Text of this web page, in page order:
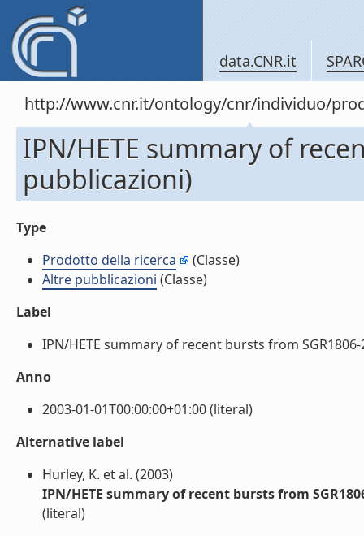
data.CNR.it
http://www.cnr.it/ontology/cnr/individuo/
IPN/HETE summary of
pubblicazioni)
Type
Prodotto della ricerca
(Classe)
Altre pubblicazioni (Classe)
Label
IPN/HETE summary of recent bursts from
Anno
2003-01-01T00:00:00+01:00 (literal)
Alternative label
Hurley, K. et al. (2003)
IPN/HETE summary of recent bursts from
(literal)